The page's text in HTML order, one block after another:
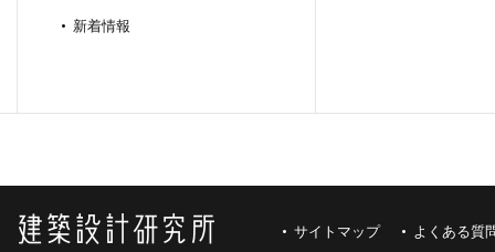
新着情報
サイトマップ よくある質